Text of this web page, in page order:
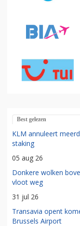
Best gelezen
KLM annuleert
staking
05 aug 26
Donkere wolken
vloot weg
31 jul 26
Transavia opent
Brussels Airport